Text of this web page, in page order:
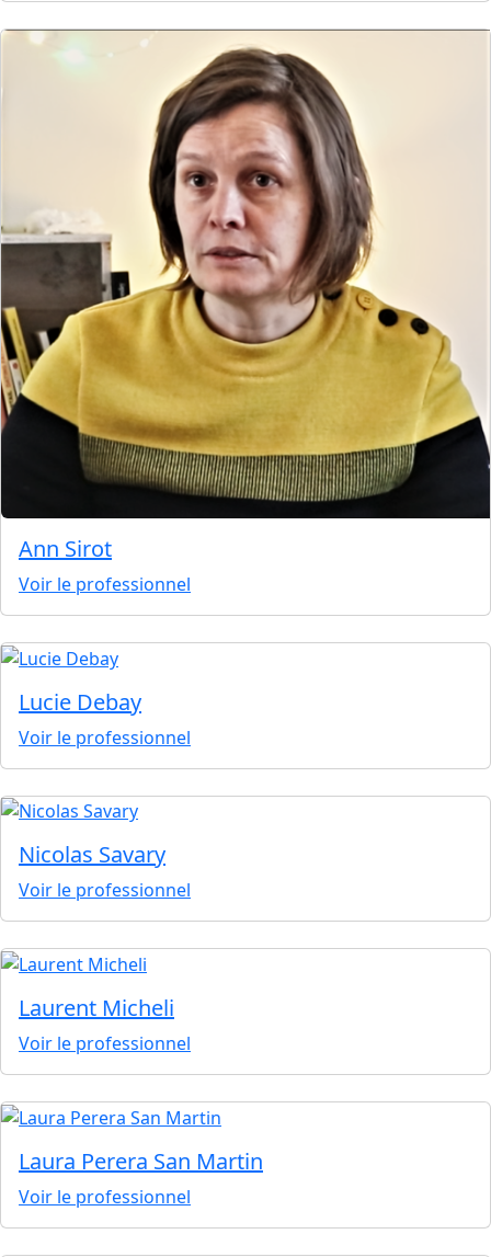
Ann Sirot
Voir le professionnel
Lucie Debay
Voir le professionnel
Nicolas Savary
Voir le professionnel
Laurent Micheli
Voir le professionnel
Laura Perera San Martin
Voir le professionnel